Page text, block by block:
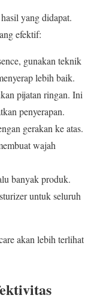
yang didapat.
efektif:
gunakan teknik
lebih baik.
pijatan ringan. Ini
penyerapan.
gerakan ke atas.
wajah
banyak produk.
untuk seluruh
akan lebih terlihat